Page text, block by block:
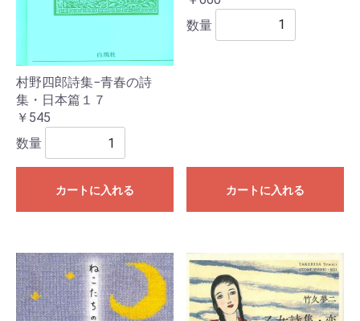
村野四郎詩集−青春の詩
集・日本篇１７
￥545
数量
カートに入れる
数量
カートに入れる